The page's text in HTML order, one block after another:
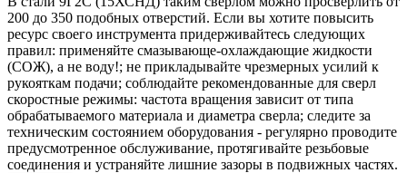
200 до 350 подобных отверстий. Если вы хотите повысить
ресурс своего инструмента придерживайтесь следующих
правил: применяйте смазывающе-охлаждающие жидкости
(СОЖ), а не воду!; не прикладывайте чрезмерных усилий к
рукояткам подачи; соблюдайте рекомендованные для сверл
скоростные режимы: частота вращения зависит от типа
обрабатываемого материала и диаметра сверла; следите за
техническим состоянием оборудования - регулярно проводите
предусмотренное обслуживание, протягивайте резьбовые
соединения и устраняйте лишние зазоры в подвижных частях.